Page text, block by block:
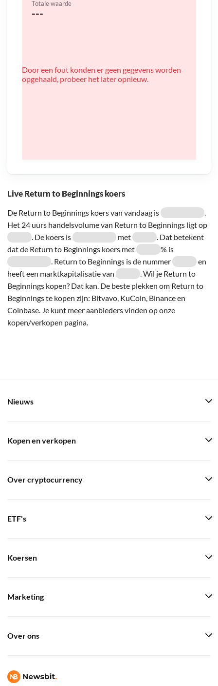
Live Return to Beginnings koers
De Return to Beginnings koers van vandaag is
.
Het 24 uurs handelsvolume van Return to Beginnings ligt op
. De koers is
met
. Dat betekent
dat de Return to Beginnings koers met
% is
. Return to Beginnings is de nummer
en
heeft een marktkapitalisatie van
. Wil je Return to
Beginnings kopen? Dat kan. De beste plekken om Return to
Beginnings te kopen zijn: Bitvavo, KuCoin, Binance en
Coinbase. Je kunt meer aanbieders vinden op onze
kopen/verkopen pagina.
Totale waarde
---
Door een fout konden er geen gegevens worden
opgehaald, probeer het later opnieuw.
Nieuws
Kopen en verkopen
Over cryptocurrency
ETF's
Koersen
Marketing
Over ons